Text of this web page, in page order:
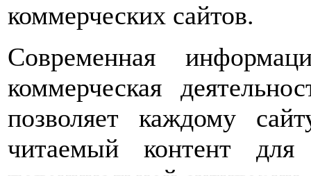
коммерческих сайтов.
Современная
коммерческая
позволяет каждому
читаемый контент для